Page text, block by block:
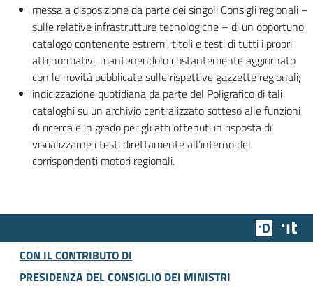
messa a disposizione da parte dei singoli Consigli regionali –
sulle relative infrastrutture tecnologiche – di un opportuno
catalogo contenente estremi, titoli e testi di tutti i propri
atti normativi, mantenendolo costantemente aggiornato
con le novità pubblicate sulle rispettive gazzette regionali;
indicizzazione quotidiana da parte del Poligrafico di tali
cataloghi su un archivio centralizzato sotteso alle funzioni
di ricerca e in grado per gli atti ottenuti in risposta di
visualizzarne i testi direttamente all’interno dei
corrispondenti motori regionali.
Team
CON IL CONTRIBUTO DI
PRESIDENZA DEL CONSIGLIO DEI MINISTRI